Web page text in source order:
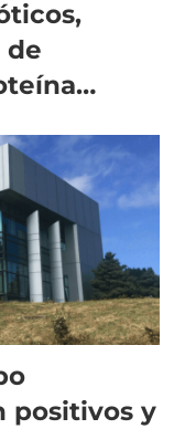
de
positivos y